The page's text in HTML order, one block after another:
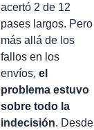
acertó 2 de 12
pases largos. Pero
más allá de los
fallos en los
envíos, el
problema estuvo
sobre todo la
indecisión. Desde